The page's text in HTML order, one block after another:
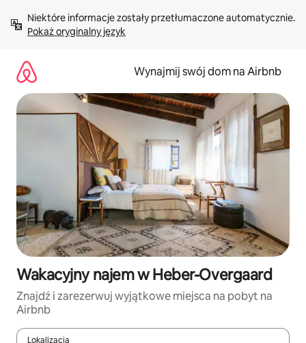
treści Pokaż oryginalny język
Wynajmij swój dom na Airbnb
Wakacyjny najem w Heber-Overgaard
Znajdź i zarezerwuj wyjątkowe miejsca na pobyt na
Airbnb
Lokalizacja